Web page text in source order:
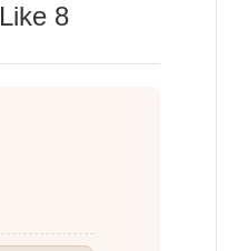
Like 8